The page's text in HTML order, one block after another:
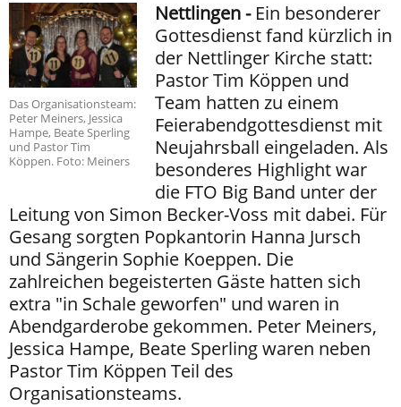
Das Organisationsteam:
Peter Meiners, Jessica
Hampe, Beate Sperling
und Pastor Tim
Köppen. Foto: Meiners
Nettlingen -Ein besonderer
Gottesdienst fand kürzlich in
der Nettlinger Kirche statt:
Pastor Tim Köppen und
Team hatten zu einem
Feierabendgottesdienst mit
Neujahrsball eingeladen. Als
besonderes Highlight war
die FTO Big Band unter der
Leitung von Simon Becker-Voss mit dabei. Für
Gesang sorgten Popkantorin Hanna Jursch
und Sängerin Sophie Koeppen. Die
zahlreichen begeisterten Gäste hatten sich
extra "in Schale geworfen" und waren in
Abendgarderobe gekommen. Peter Meiners,
Jessica Hampe, Beate Sperling waren neben
Pastor Tim Köppen Teil des
Organisationsteams.